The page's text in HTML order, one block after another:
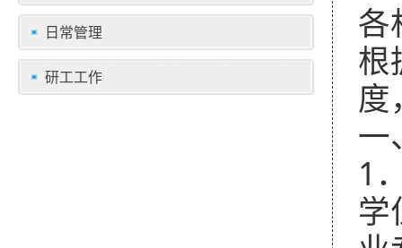
日常管理
研工工作
各
根
度
一
1
学